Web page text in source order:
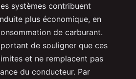
systèmes contribuent
plus économique, en
de carburant.
de souligner que ces
et ne remplacent pas
du conducteur. Par